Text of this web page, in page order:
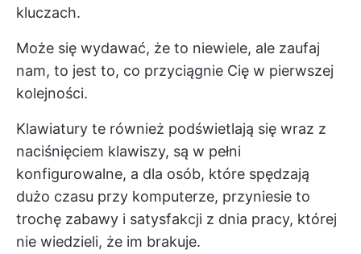
kluczach.
Może się wydawać, że to niewiele, ale zaufaj
nam, to jest to, co przyciągnie Cię w pierwszej
kolejności.
Klawiatury te również podświetlają się wraz z
naciśnięciem klawiszy, są w pełni
konfigurowalne, a dla osób, które spędzają
dużo czasu przy komputerze, przyniesie to
trochę zabawy i satysfakcji z dnia pracy, której
nie wiedzieli, że im brakuje.